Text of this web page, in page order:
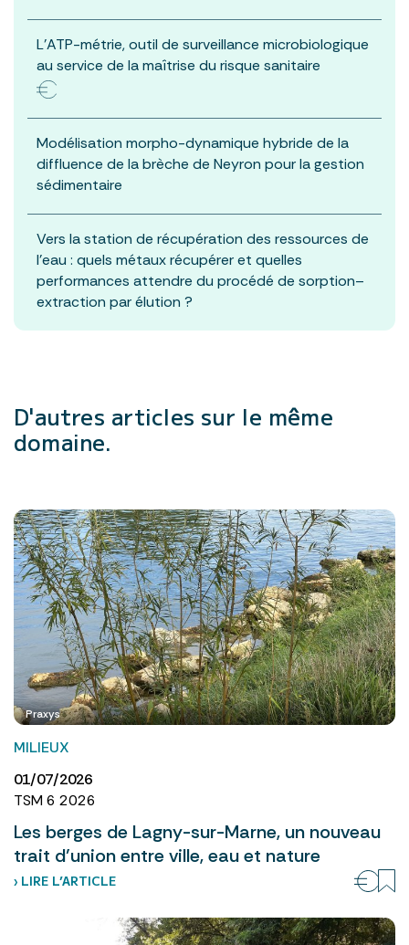
L’ATP-métrie, outil de surveillance microbiologique
au service de la maîtrise du risque sanitaire
Modélisation morpho-dynamique hybride de la
diffluence de la brèche de Neyron pour la gestion
sédimentaire
Vers la station de récupération des ressources de
l’eau : quels métaux récupérer et quelles
performances attendre du procédé de sorption–
extraction par élution ?
D'autres articles sur le même
domaine.
Praxys
MILIEUX
01/07/2026
TSM 6 2026
Les berges de Lagny-sur-Marne, un nouveau
trait d’union entre ville, eau et nature
› LIRE L’ARTICLE